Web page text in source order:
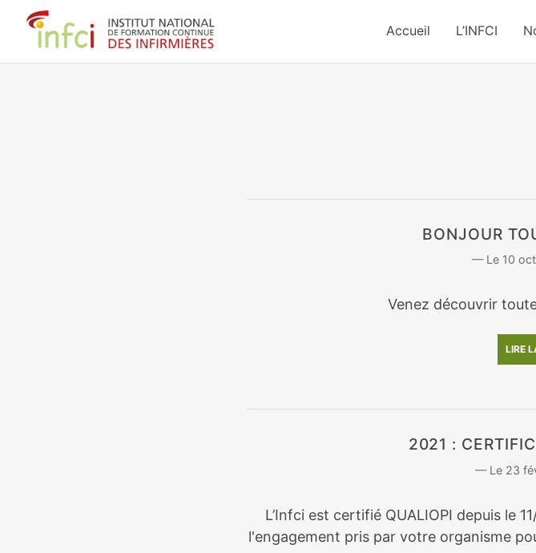
Accueil L’INFCI
BONJOUR
10
Venez découvrir toute
LIRE
2021 :
23
L’Infci est certifié QUALIOPI depuis le
l'engagement pris par votre organisme